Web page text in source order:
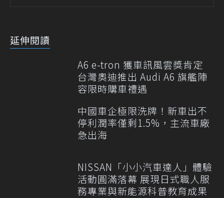
延伸閱讀
A6 e-tron 獲車訊風雲獎肯定
台灣奧迪推出 Audi A6 旗艦陣
容限時購車禮遇
中國車企極限洗牌！新車出不
停利潤率僅剩1.5%，主流車廠
急出海
NISSAN「小小汽車達人」體驗
活動圓滿落幕 展現日式職人服
務專業與新能源科普教育成果